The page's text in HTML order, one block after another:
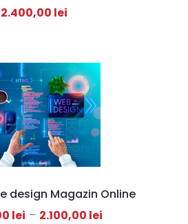
2.400,00 lei
design Magazin Online
lei – 2.100,00 lei